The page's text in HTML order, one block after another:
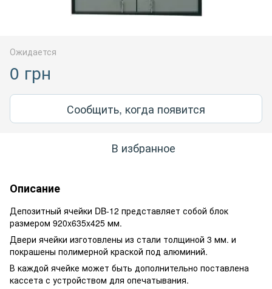
Ожидается
0 грн
Сообщить, когда появится
В избранное
Описание
Депозитный ячейки DB-12 представляет собой блок
размером 920x635x425 мм.
Двери ячейки изготовлены из стали толщиной 3 мм. и
покрашены полимерной краской под алюминий.
В каждой ячейке может быть дополнительно поставлена
кассета с устройством для опечатывания.